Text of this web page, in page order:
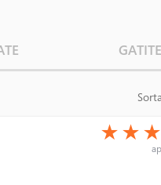
GATITE
(*)
★ (*)
★ (*)
★